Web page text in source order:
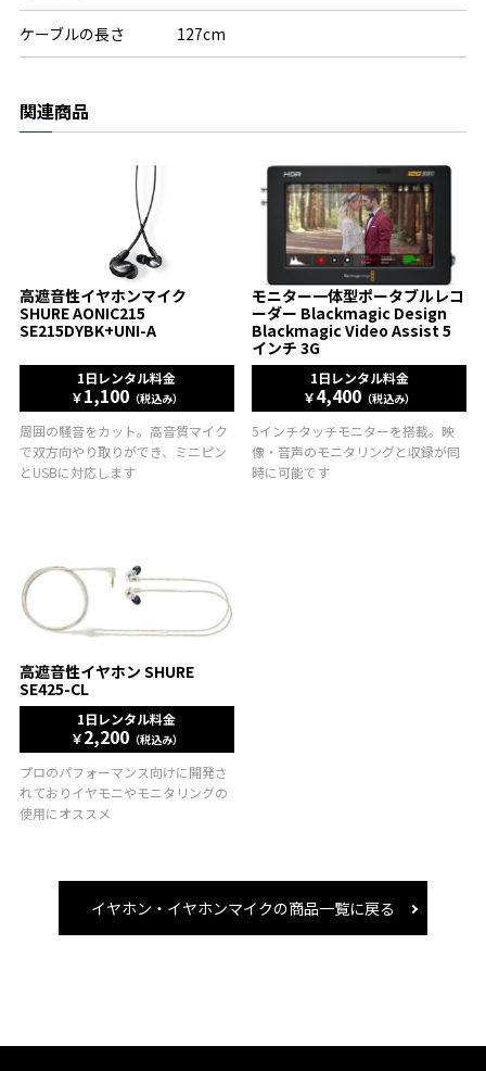
ケーブルの長さ 127cm
関連商品
高遮音性イヤホンマイク
SHURE AONIC215
SE215DYBK+UNI-A
1日レンタル料金
￥1,100（税込み）
周囲の騒音をカット。高音質マイク
で双方向やり取りができ、ミニピン
とUSBに対応します
モニター一体型ポータブルレコ
ーダー Blackmagic Design
Blackmagic Video Assist 5
インチ 3G
1日レンタル料金
￥4,400 （税込み）
5インチタッチモニターを搭載。映
像・音声のモニタリングと収録が同
時に可能です
高遮音性イヤホン SHURE
SE425-CL
1日レンタル料金
￥2,200（税込み）
プロのパフォーマンス向けに開発さ
れておりイヤモニやモニタリングの
使用にオススメ
イヤホン・イヤホンマイクの商品一覧に戻る